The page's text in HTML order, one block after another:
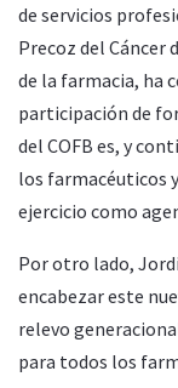
de servicios
Precoz del Cáncer
de la farmacia, ha
participación de
del COFB es, y
los farmacéuticos
ejercicio como
Por otro lado,
encabezar este
relevo
para todos los